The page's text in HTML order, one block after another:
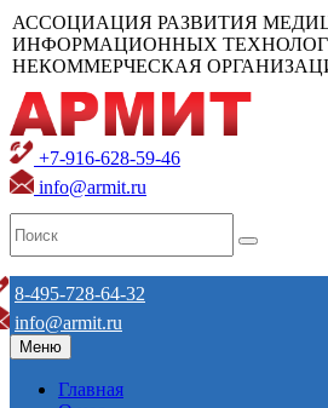
АССОЦИАЦИЯ РАЗВИТИЯ
ИНФОРМАЦИОННЫХ
НЕКОММЕРЧЕСКАЯ
+7-916-628-59-46
info@armit.ru
8-495-728-64-32
info@armit.ru
Меню
Главная